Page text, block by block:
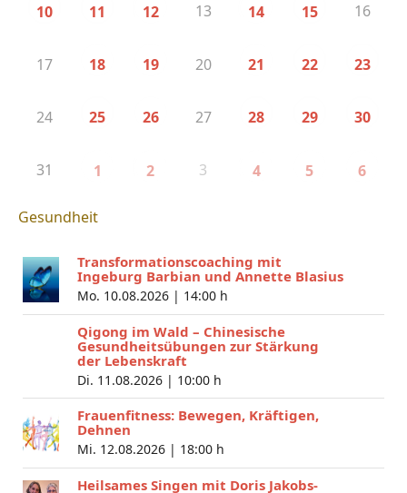
10 11 12 13 14 15 16
17 18 19 20 21 22 23
24 25 26 27 28 29 30
31 1 2 3 4 5 6
Gesundheit
Transformationscoaching mit
Ingeburg Barbian und Annette Blasius
Mo. 10.08.2026 | 14:00 h
Qigong im Wald – Chinesische
Gesundheitsübungen zur Stärkung
der Lebenskraft
Di. 11.08.2026 | 10:00 h
Frauenfitness: Bewegen, Kräftigen,
Dehnen
Mi. 12.08.2026 | 18:00 h
Heilsames Singen mit Doris Jakobs-